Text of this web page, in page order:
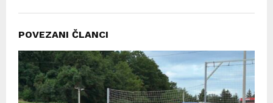
POVEZANI ČLANCI